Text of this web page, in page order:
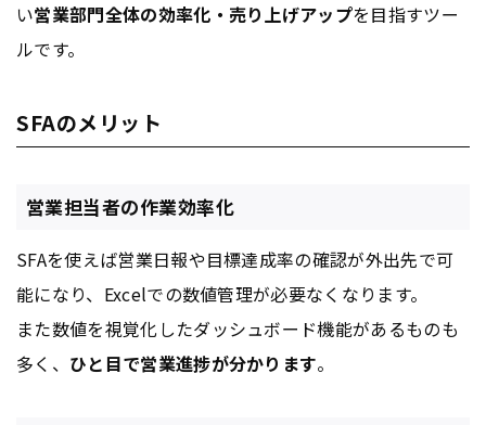
い営業部門全体の効率化・売り上げアップを目指すツー
ルです。
SFAのメリット
営業担当者の作業効率化
SFAを使えば営業日報や目標達成率の確認が外出先で可
能になり、Excelでの数値管理が必要なくなります。
また数値を視覚化したダッシュボード機能があるものも
多く、 ひと目で営業進捗が分かります。